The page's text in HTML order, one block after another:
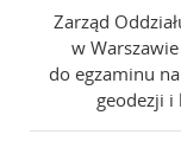
Zarząd
w
do egzaminu
geodezji i